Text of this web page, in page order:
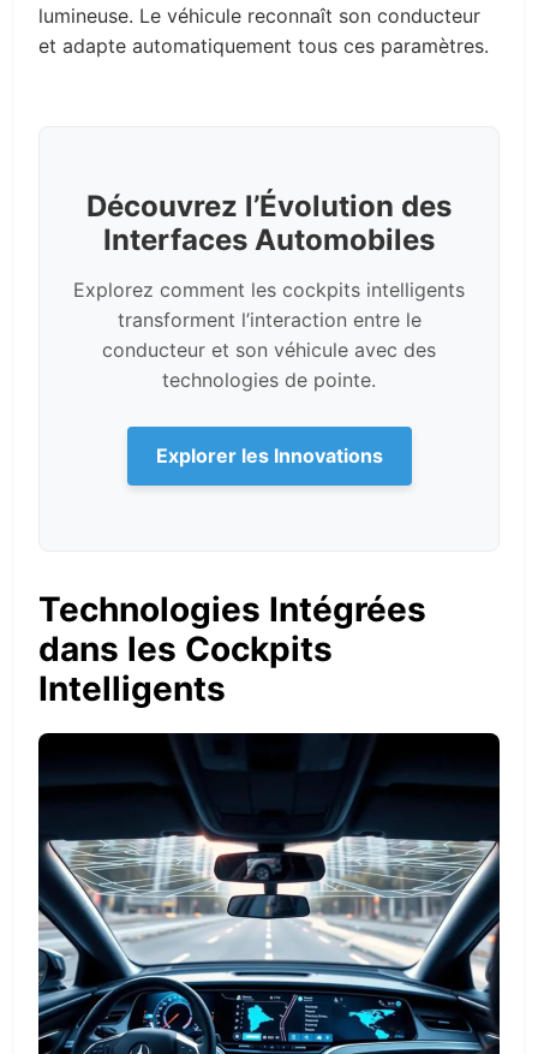
lumineuse. Le véhicule reconnaît son conducteur
et adapte automatiquement tous ces paramètres.
Découvrez l’Évolution des
Interfaces Automobiles
Explorez comment les cockpits intelligents
transforment l’interaction entre le
conducteur et son véhicule avec des
technologies de pointe.
Explorer les Innovations
Technologies Intégrées
dans les Cockpits
Intelligents